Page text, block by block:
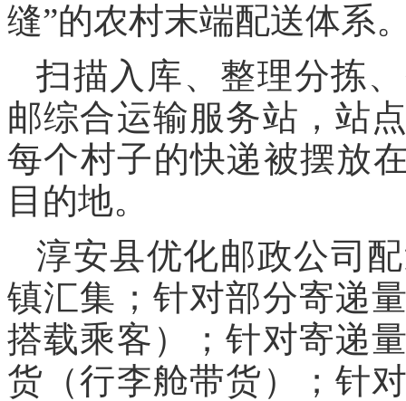
缝”的农村末端配送体系
扫描入库、整理分拣
邮综合运输服务站，站
每个村子的快递被摆放
目的地。
淳安县优化邮政公司
镇汇集；针对部分寄递
搭载乘客）；针对寄递
货（行李舱带货）；针